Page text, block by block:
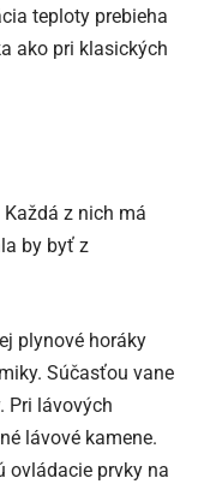
teploty prebieha
ako pri klasických
z nich má
by byť z
plynové horáky
Súčasťou vane
Pri lávových
lávové kamene.
ovládacie prvky na